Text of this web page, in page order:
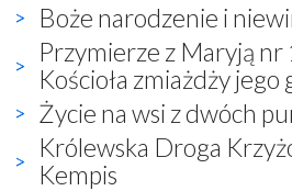
Boże narodzenie i
Przymierze z Maryją nr
Kościoła zmiażdży jego
Życie na wsi z dwóch
Królewska Droga
Kempis